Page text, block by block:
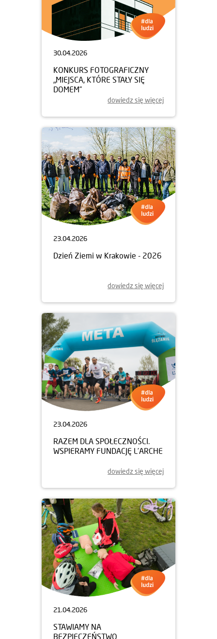
30.04.2026
KONKURS FOTOGRAFICZNY
„MIEJSCA, KTÓRE STAŁY SIĘ
DOMEM”
dowiedz się więcej
23.04.2026
Dzień Ziemi w Krakowie - 2026
dowiedz się więcej
23.04.2026
RAZEM DLA SPOŁECZNOŚCI.
WSPIERAMY FUNDACJĘ L’ARCHE
dowiedz się więcej
21.04.2026
STAWIAMY NA
BEZPIECZEŃSTWO